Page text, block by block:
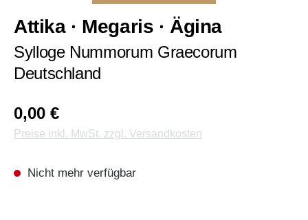
Attika · Megaris · Ägina
Sylloge Nummorum Graecorum
Deutschland
0,00 €
Preise inkl. MwSt. zzgl. Versandkosten
Nicht mehr verfügbar